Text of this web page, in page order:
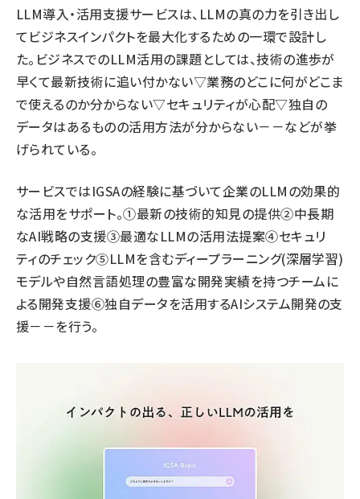
LLM導入・活用支援サービスは、LLMの真の力を引き出し
てビジネスインパクトを最大化するための一環で設計し
た。ビジネスでのLLM活用の課題としては、技術の進歩が
早くて最新技術に追い付かない▽業務のどこに何がどこま
で使えるのか分からない▽セキュリティが心配▽独自の
データはあるものの活用方法が分からない－－などが挙
げられている。
サービスではIGSAの経験に基づいて企業のLLMの効果的
な活用をサポート。①最新の技術的知見の提供②中長期
なAI戦略の支援③最適なLLMの活用法提案④セキュリ
ティのチェック⑤LLMを含むディープラーニング(深層学習)
モデルや自然言語処理の豊富な開発実績を持つチームに
よる開発支援⑥独自データを活用するAIシステム開発の支
援－－を行う。